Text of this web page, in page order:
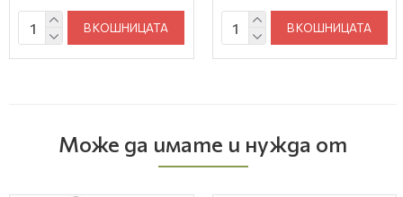
В КОШНИЦАТА В КОШНИЦАТА
Може да имате и нужда от